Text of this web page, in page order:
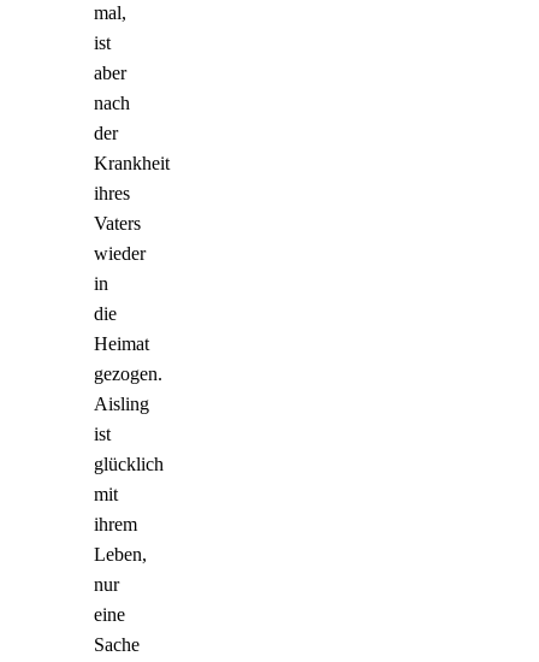
mal,
ist
aber
nach
der
Krankheit
ihres
Vaters
wieder
in
die
Heimat
gezogen.
Aisling
ist
glücklich
mit
ihrem
Leben,
nur
eine
Sache